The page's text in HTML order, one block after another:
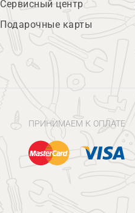
Сервисный центр
Подарочные карты
ПРИНИМАЕМ К ОПЛАТЕ